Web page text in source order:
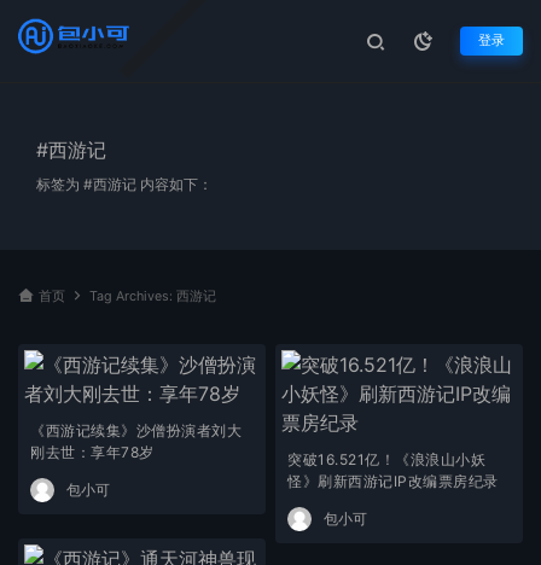
登录
#西游记
标签为 #西游记 内容如下：
首页 Tag Archives: 西游记
《西游记续集》沙僧扮演者刘大
刚去世：享年78岁
包小可
突破16.521亿！《浪浪山小妖
怪》刷新西游记IP改编票房纪录
包小可